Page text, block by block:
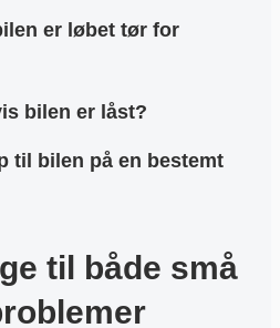
er løbet tør for
bilen er låst?
til bilen på en bestemt
til både små